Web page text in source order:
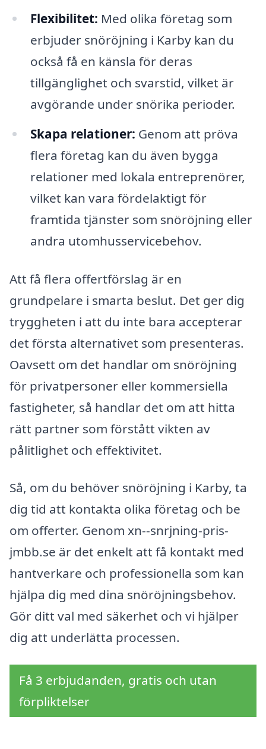
Flexibilitet: Med olika företag som
erbjuder snöröjning i Karby kan du
också få en känsla för deras
tillgänglighet och svarstid, vilket är
avgörande under snörika perioder.
Skapa relationer: Genom att pröva
flera företag kan du även bygga
relationer med lokala entreprenörer,
vilket kan vara fördelaktigt för
framtida tjänster som snöröjning eller
andra utomhusservicebehov.
Att få flera offertförslag är en
grundpelare i smarta beslut. Det ger dig
tryggheten i att du inte bara accepterar
det första alternativet som presenteras.
Oavsett om det handlar om snöröjning
för privatpersoner eller kommersiella
fastigheter, så handlar det om att hitta
rätt partner som förstått vikten av
pålitlighet och effektivitet.
Så, om du behöver snöröjning i Karby, ta
dig tid att kontakta olika företag och be
om offerter. Genom xn--snrjning-pris-
jmbb.se är det enkelt att få kontakt med
hantverkare och professionella som kan
hjälpa dig med dina snöröjningsbehov.
Gör ditt val med säkerhet och vi hjälper
dig att underlätta processen.
Få 3 erbjudanden, gratis och utan
förpliktelser